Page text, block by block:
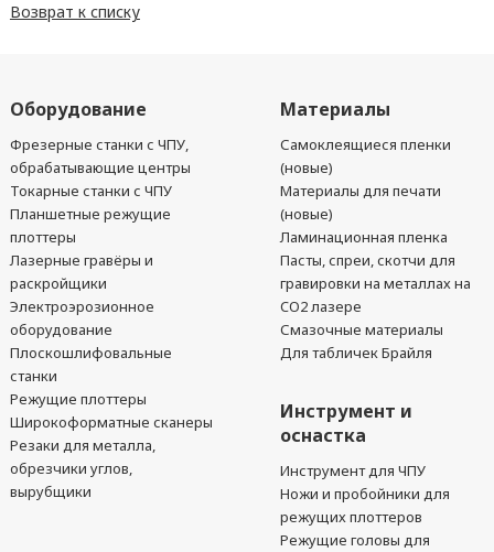
Возврат к списку
Оборудование
Фрезерные станки с ЧПУ,
обрабатывающие центры
Токарные станки с ЧПУ
Планшетные режущие
плоттеры
Лазерные гравёры и
раскройщики
Электроэрозионное
оборудование
Плоскошлифовальные
станки
Режущие плоттеры
Широкоформатные сканеры
Резаки для металла,
обрезчики углов,
вырубщики
Материалы
Самоклеящиеся пленки
(новые)
Материалы для печати
(новые)
Ламинационная пленка
Пасты, спреи, скотчи для
гравировки на металлах на
CO2 лазере
Смазочные материалы
Для табличек Брайля
Инструмент и
оснастка
Инструмент для ЧПУ
Ножи и пробойники для
режущих плоттеров
Режущие головы для